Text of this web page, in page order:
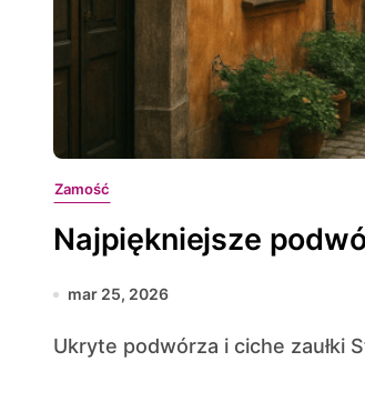
Zamość
Najpiękniejsze
mar 25, 2026
Ukryte podwórza i ciche